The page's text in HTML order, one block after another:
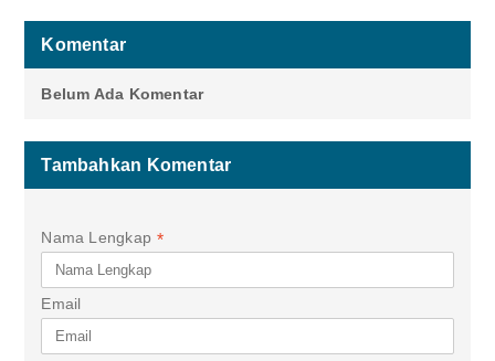
Komentar
Belum Ada Komentar
Tambahkan Komentar
Nama Lengkap *
Email